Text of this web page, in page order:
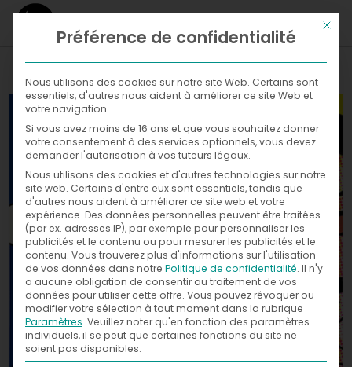
WHAT
WHERE
Galleries
Exhibitions
NOW
News
Press
WITH
WHO
CONTACT
Ce
Préférence de confidentialité
Nous utilisons des cookies sur notre site Web. Certains sont
essentiels, d'autres nous aident à améliorer ce site Web et
votre navigation.
Si vous avez moins de 16 ans et que vous souhaitez donner
votre consentement à des services optionnels, vous devez
demander l'autorisation à vos tuteurs légaux.
Nous utilisons des cookies et d'autres technologies sur notre
site web. Certains d'entre eux sont essentiels, tandis que
d'autres nous aident à améliorer ce site web et votre
expérience. Des données personnelles peuvent être traitées
(par ex. adresses IP), par exemple pour personnaliser les
publicités et le contenu ou pour mesurer les publicités et le
contenu. Vous trouverez plus d'informations sur l'utilisation
de vos données dans notre Politique de confidentialité. Il n'y
a aucune obligation de consentir au traitement de vos
données pour utiliser cette offre. Vous pouvez révoquer ou
modifier votre sélection à tout moment dans la rubrique
Paramètres. Veuillez noter qu'en fonction des paramètres
individuels, il se peut que certaines fonctions du site ne
soient pas disponibles.